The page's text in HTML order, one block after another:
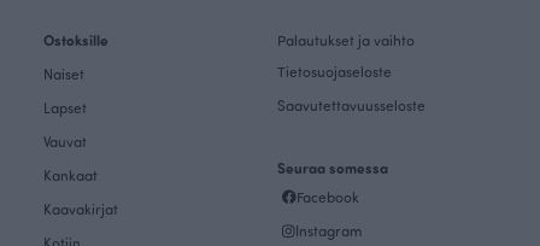
Ostoksille
Naiset
Lapset
Vauvat
Kankaat
Kaavakirjat
Palautukset ja vaihto
Tietosuojaseloste
Saavutettavuusseloste
Seuraa somessa
Facebook
Instagram